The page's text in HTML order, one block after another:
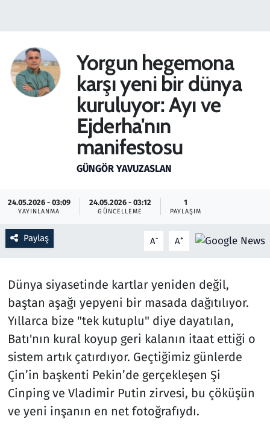
Yorgun hegemona
karşı yeni bir dünya
kuruluyor: Ayı ve
Ejderha'nın
manifestosu
GÜNGÖR YAVUZASLAN
24.05.2026 - 03:09
YAYINLANMA
24.05.2026 - 03:12
GÜNCELLEME
1
PAYLAŞIM
Paylaş A- A+
Dünya siyasetinde kartlar yeniden değil,
baştan aşağı yepyeni bir masada dağıtılıyor.
Yıllarca bize "tek kutuplu" diye dayatılan,
Batı'nın kural koyup geri kalanın itaat ettiği o
sistem artık çatırdıyor. Geçtiğimiz günlerde
Çin’in başkenti Pekin’de gerçekleşen Şi
Cinping ve Vladimir Putin zirvesi, bu çöküşün
ve yeni inşanın en net fotoğrafıydı.
Haber
Kültür Sanat
Kurumsal Haberler
Lezzet Durağı
Memur ve Kamu
Otomobil
Oyun
Resmi İlanlar
Rüya Tabirleri
Sağlık
Savunma Sanayi
Seçim 2023